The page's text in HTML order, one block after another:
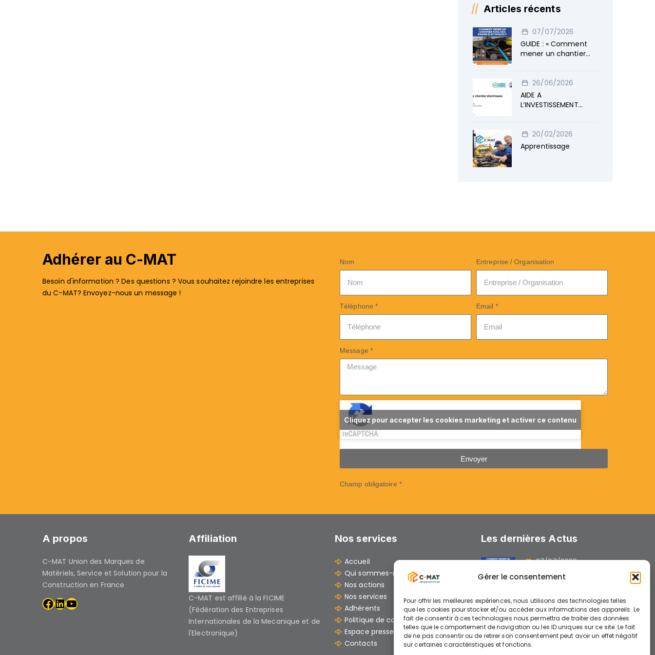
Gérer le consentement
Pour offrir les meilleures expériences, nous utilisons des technologies telles
que les cookies pour stocker et/ou accéder aux informations des appareils. Le
fait de consentir à ces technologies nous permettra de traiter des données
telles que le comportement de navigation ou les ID uniques sur ce site. Le fait
de ne pas consentir ou de retirer son consentement peut avoir un effet négatif
sur certaines caractéristiques et fonctions.
Articles récents
07/07/2026
GUIDE : « Comment
mener un chantier
26/06/2026
AIDE A
L’INVESTISSEMENT
20/02/2026
Apprentissage
Adhérer au C-MAT
Besoin d'information ? Des questions ? Vous souhaitez rejoindre les entreprises
du C-MAT? Envoyez-nous un message !
Nom Entreprise / Organisation
Téléphone * Email *
Message *
Cliquez pour accepter les cookies marketing et activer ce contenu
Envoyer
Champ obligatoire *
A propos
C-MAT Union des Marques de
Matériels, Service et Solution pour la
Construction en France
Affiliation
C-MAT est affilié à la FICIME
(Fédération des Entreprises
Internationales de la Mecanique et de
l'Electronique)
Nos services
Accueil
Qui sommes-nous ?
Nos actions
Nos services
Adhérents
Politique de cookies (UE)
Espace presse et documents
Contacts
Les dernières Actus
07/07/2026
GUIDE : « Comment
26/06/2026
AIDE A L’INVESTISSEMENT
ENGINS ELECTRIQUES